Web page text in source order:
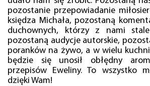
pozostanie przepowiadanie
księdza Michała, pozostaną
duchownych, którzy z nami stale
pozostaną audycje autorskie,
poranków na żywo, a w wielu
będzie się unosił obłędny
przepisów Eweliny. To wszystko
dzięki Wam!